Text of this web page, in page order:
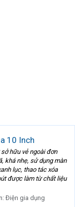
10 Inch
hữu vẻ ngoài đơn
khá nhẹ, sử dụng màn
lục, thao tác xóa
được làm từ chất liệu
Điện gia dụng